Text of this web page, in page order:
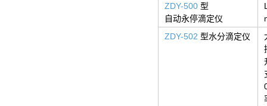
ZDY-500 型
自动永停滴定仪
ZDY-502 型水分滴定仪